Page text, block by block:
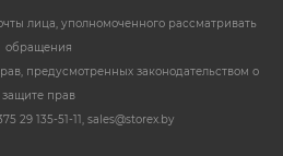
лица, уполномоченного рассматривать
обращения
предусмотренных законодательством о
защите прав
29 135-51-11, sales@storex.by